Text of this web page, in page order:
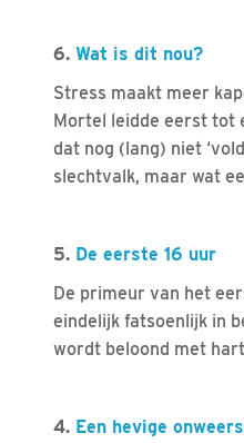
6. Wat is dit nou?
Stress maakt meer
Mortel leidde eerst tot
dat nog (lang) niet
slechtvalk, maar wat
5. De eerste 16 uur
De primeur van het
eindelijk fatsoenlijk in
wordt beloond met
4. Een hevige